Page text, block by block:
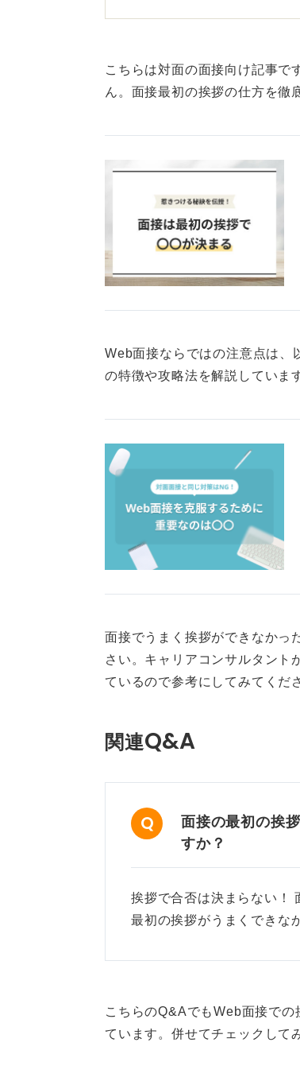
刻と同時に相手の人と音声
「音声や映像に問題はござ
で、音声と映像に不具合が
Web特有のカメラ目
2つ目は、Web面接ならで
目線が下がらないように目
め、部屋の明るさに注意し
0
こちらは対面の面接向け記事で
ん。面接最初の挨拶の仕方を徹
Web面接ならではの注意点は、
の特徴や攻略法を解説していま
面接でうまく挨拶ができなかっ
さい。キャリアコンサルタント
ているので参考にしてみてくだ
関連Q&A
面接の最初の挨
すか？
挨拶で合否は決まらない
最初の挨拶がうまくできな
こちらのQ&AでもWeb面接で
ています。併せてチェックして